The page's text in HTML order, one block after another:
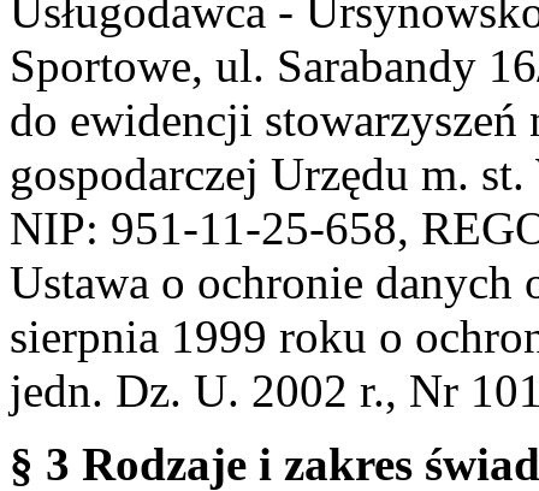
Usługodawca -
Sportowe, ul. Sarabandy
do ewidencji stowarzyszeń
gospodarczej Urzędu m.
NIP: 951-11-25-658,
Ustawa o ochronie danych
sierpnia 1999 roku o
jedn. Dz. U. 2002 r., Nr
§ 3 Rodzaje i zakres